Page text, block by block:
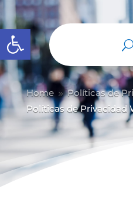
Abrir barra de herramientas
Home 9 Políticas de
Políticas de Privacidad